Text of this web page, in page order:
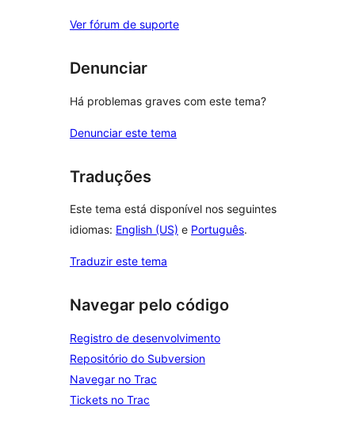
Ver fórum de suporte
Denunciar
Há problemas graves com este tema?
Denunciar este tema
Traduções
Este tema está disponível nos seguintes
idiomas: English (US) e Português.
Traduzir este tema
Navegar pelo código
Registro de desenvolvimento
Repositório do Subversion
Navegar no Trac
Tickets no Trac